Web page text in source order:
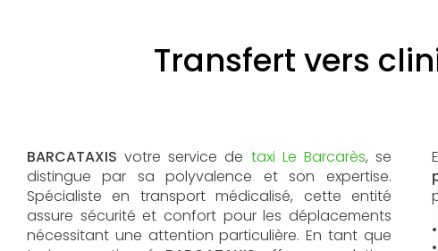
Transfert vers
BARCATAXIS votre service de taxi Le Barcarès, se
distingue par sa polyvalence et son expertise.
Spécialiste en transport médicalisé, cette entité
assure sécurité et confort pour les déplacements
nécessitant une attention particulière. En tant que